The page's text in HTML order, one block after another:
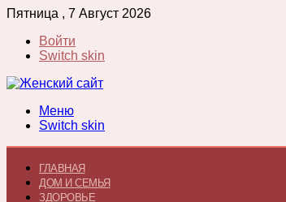
Пятница , 7 Август 2026
Войти
Switch skin
Меню
Switch skin
ГЛАВНАЯ
ДОМ И СЕМЬЯ
ЗДОРОВЬЕ